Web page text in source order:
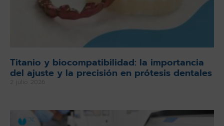
Titanio y biocompatibilidad: la importancia
del ajuste y la precisión en prótesis dentales
2 julio 2026